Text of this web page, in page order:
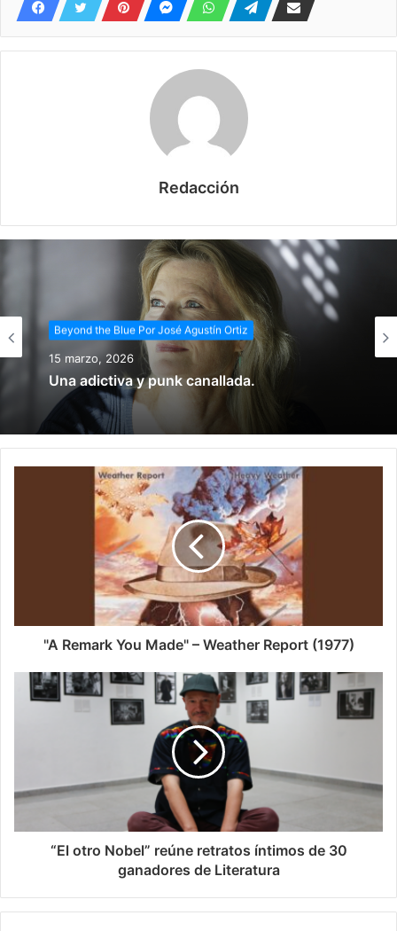
Redacción
Beyond the Blue Por José Agustín Ortiz
15 marzo, 2026
Una adictiva y punk canallada.
"A Remark You Made" – Weather Report (1977)
“El otro Nobel” reúne retratos íntimos de 30
ganadores de Literatura